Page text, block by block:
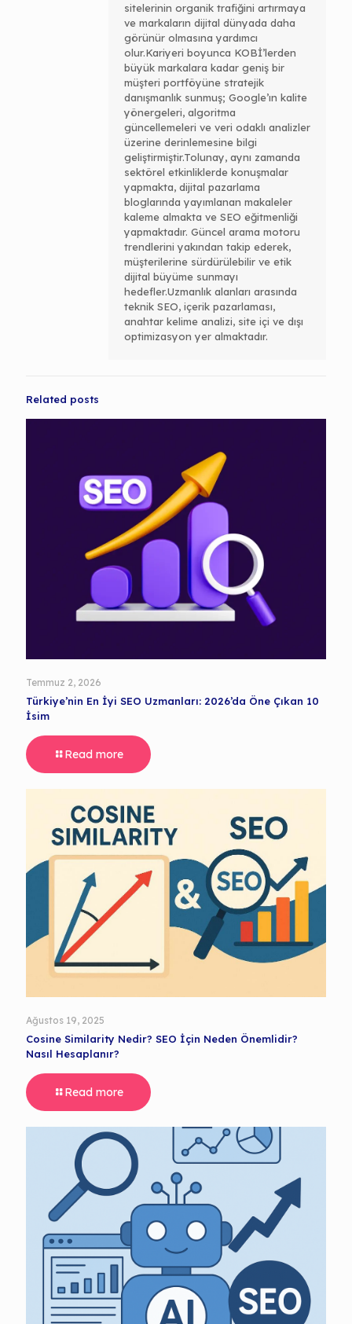
sitelerinin organik trafiğini artırmaya
ve markaların dijital dünyada daha
görünür olmasına yardımcı
olur.Kariyeri boyunca KOBİ’lerden
büyük markalara kadar geniş bir
müşteri portföyüne stratejik
danışmanlık sunmuş; Google’ın kalite
yönergeleri, algoritma
güncellemeleri ve veri odaklı analizler
üzerine derinlemesine bilgi
geliştirmiştir.Tolunay, aynı zamanda
sektörel etkinliklerde konuşmalar
yapmakta, dijital pazarlama
bloglarında yayımlanan makaleler
kaleme almakta ve SEO eğitmenliği
yapmaktadır. Güncel arama motoru
trendlerini yakından takip ederek,
müşterilerine sürdürülebilir ve etik
dijital büyüme sunmayı
hedefler.Uzmanlık alanları arasında
teknik SEO, içerik pazarlaması,
anahtar kelime analizi, site içi ve dışı
optimizasyon yer almaktadır.
Related posts
Temmuz 2, 2026
Türkiye’nin En İyi SEO Uzmanları: 2026’da Öne Çıkan 10
İsim
Read more
Ağustos 19, 2025
Cosine Similarity Nedir? SEO İçin Neden Önemlidir?
Nasıl Hesaplanır?
Read more